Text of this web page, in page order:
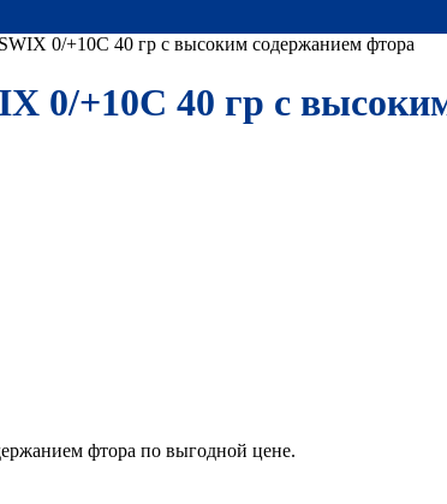
0/+10С 40 гр с высоким содержанием фтора
0/+10С 40 гр с
фтора по выгодной цене.